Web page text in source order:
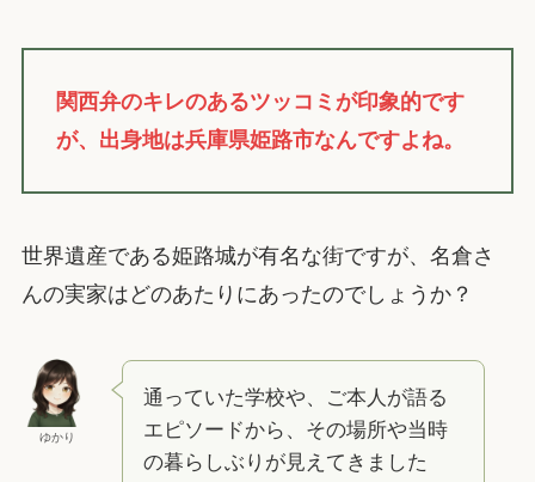
関西弁のキレのあるツッコミが印象的です
が、出身地は兵庫県姫路市なんですよね。
世界遺産である姫路城が有名な街ですが、名倉さ
んの実家はどのあたりにあったのでしょうか？
ゆかり
通っていた学校や、ご本人が語る
エピソードから、その場所や当時
の暮らしぶりが見えてきました